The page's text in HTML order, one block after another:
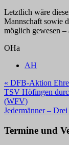
Letztlich wäre
Mannschaft sowie
möglich gewesen
OHa
AH
« DFB-Aktion
TSV Höfingen
(WFV)
Jedermänner –
Termine und